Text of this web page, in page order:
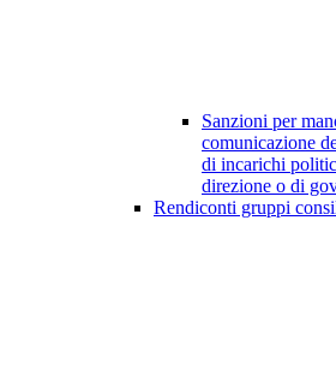
Sanzioni per
comunicazione
di incarichi
direzione o di
Rendiconti gruppi